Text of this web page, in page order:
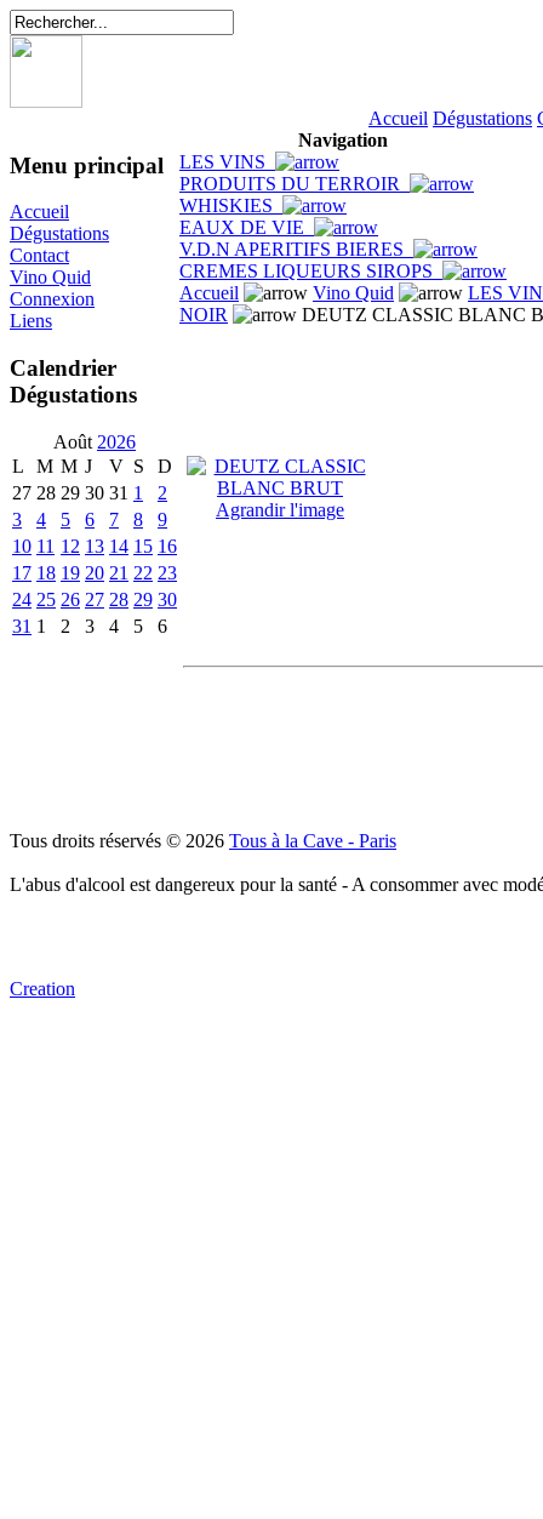
Accueil Dégustations
Menu principal
Accueil
Dégustations
Contact
Vino Quid
Connexion
Liens
Calendrier
Dégustations
Août 2026
L
M M J V S
D
27 28 29 30 31 1
2
3
4 5 6 7 8
9
10 11 12 13 14 15 16
17 18 19 20 21 22 23
24 25 26 27 28 29 30
31 1 2 3 4 5 6
Navigation
LES VINS
PRODUITS DU TERROIR
WHISKIES
EAUX DE VIE
V.D.N APERITIFS BIERES
CREMES LIQUEURS SIROPS
Accueil
Vino Quid
LES
NOIR
DEUTZ CLASSIC BLANC
Agrandir l'image
Tous droits réservés © 2026 Tous à la Cave - Paris
L'abus d'alcool est dangereux pour la santé - A consommer avec
Creation